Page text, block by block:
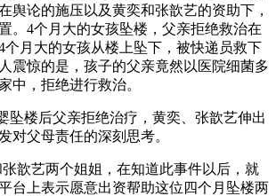
舆论的施压以及黄奕和张歆艺的资助下，
。4个月大的女孩坠楼，父亲拒绝救治在
个月大的女孩从楼上坠下，被快递员救下
震惊的是，孩子的父亲竟然以医院细菌多
中，拒绝进行救治。
坠楼后父亲拒绝治疗，黄奕、张歆艺伸出
对父母责任的深刻思考。
张歆艺两个姐姐，在知道此事件以后，就
台上表示愿意出资帮助这位四个月坠楼两